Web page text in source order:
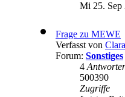
Mi 25. Sep
Frage zu MEWE
Verfasst von Clara
Forum: Sonstiges
4
500390
Zugriffe